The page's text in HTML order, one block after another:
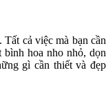
cả việc mà bạn cần
hoa nho nhỏ, dọn
gì cần thiết và đẹp